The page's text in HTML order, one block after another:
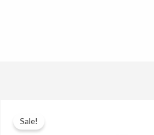
Sale!